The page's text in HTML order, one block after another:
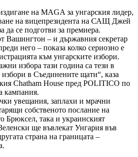
на MAGA за унгарския лидер,
на вицепрезидента на САЩ Джей
да се подготви за премиера.
Вашингтон – и държавния секретар
него – показа колко сериозно е
към унгарските избори.
избора тази година са тези в
в Съединените щати“, каза
Chatham House пред POLITICO по
кампания.
увещания, заплахи и мрачни
собственото послание на
Брюксел, така и украинският
ще въвлекат Унгария във
страна на границата –